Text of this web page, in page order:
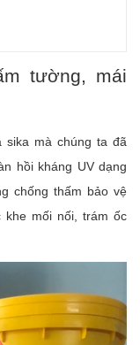
tường, mái
mà chúng ta đã
hồi kháng UV dạng
chống thấm bảo vệ
mối nối, trám ốc